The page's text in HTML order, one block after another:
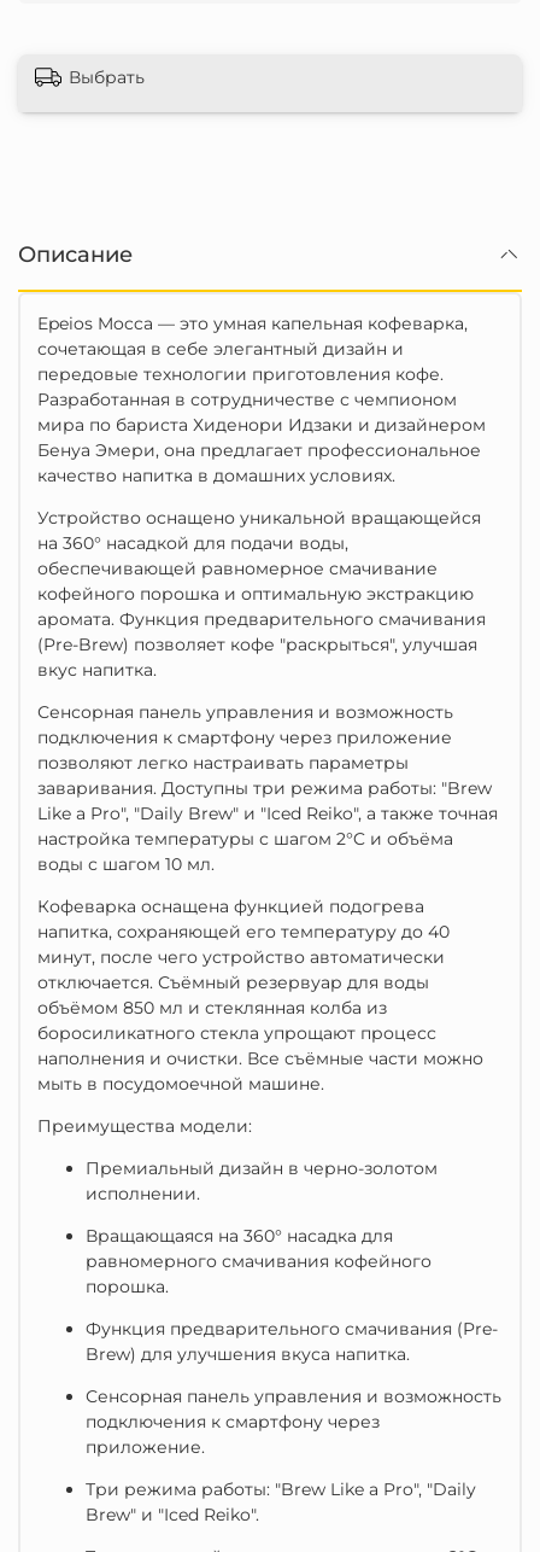
Выбрать
Описание
Epeios Mocca — это умная капельная кофеварка,
сочетающая в себе элегантный дизайн и
передовые технологии приготовления кофе.
Разработанная в сотрудничестве с чемпионом
мира по бариста Хиденори Идзаки и дизайнером
Бенуа Эмери, она предлагает профессиональное
качество напитка в домашних условиях.
Устройство оснащено уникальной вращающейся
на 360° насадкой для подачи воды,
обеспечивающей равномерное смачивание
кофейного порошка и оптимальную экстракцию
аромата. Функция предварительного смачивания
(Pre-Brew) позволяет кофе "раскрыться", улучшая
вкус напитка.
Сенсорная панель управления и возможность
подключения к смартфону через приложение
позволяют легко настраивать параметры
заваривания. Доступны три режима работы: "Brew
Like a Pro", "Daily Brew" и "Iced Reiko", а также точная
настройка температуры с шагом 2°C и объёма
воды с шагом 10 мл.
Кофеварка оснащена функцией подогрева
напитка, сохраняющей его температуру до 40
минут, после чего устройство автоматически
отключается. Съёмный резервуар для воды
объёмом 850 мл и стеклянная колба из
боросиликатного стекла упрощают процесс
наполнения и очистки. Все съёмные части можно
мыть в посудомоечной машине.
Преимущества модели:
Премиальный дизайн в черно-золотом
исполнении.
Вращающаяся на 360° насадка для
равномерного смачивания кофейного
порошка.
Функция предварительного смачивания (Pre-
Brew) для улучшения вкуса напитка.
Сенсорная панель управления и возможность
подключения к смартфону через
приложение.
Три режима работы: "Brew Like a Pro", "Daily
Brew" и "Iced Reiko".